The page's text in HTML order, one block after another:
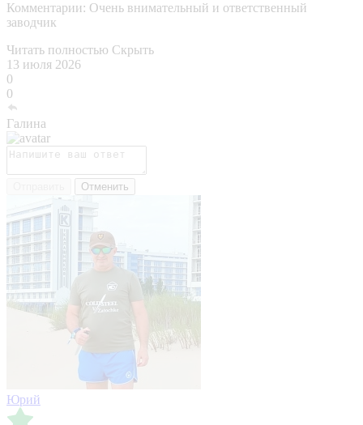
Комментарии: Очень внимательный и ответственный
заводчик
Читать полностью Скрыть
13 июля 2026
0
0
Галина
Отменить
Юрий